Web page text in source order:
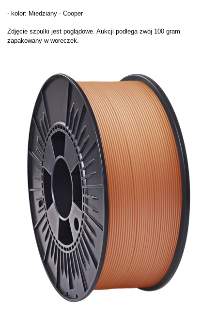
- kolor: Miedziany - Cooper
Zdjęcie szpulki jest poglądowe. Aukcji podlega zwój 100 gram
zapakowany w woreczek.